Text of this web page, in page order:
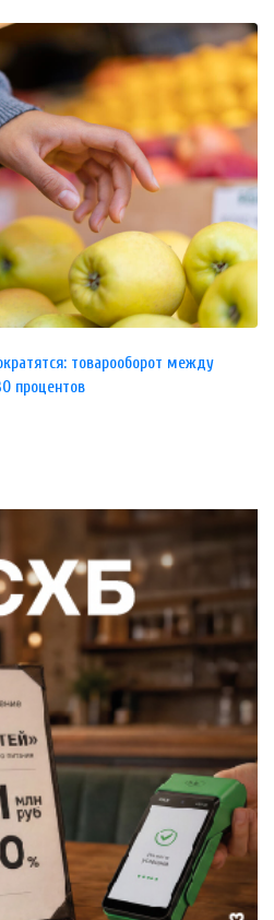
товарооборот между
процентов